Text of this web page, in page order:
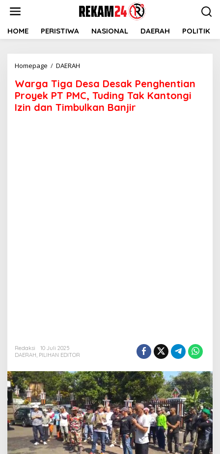
HOME PERISTIWA NASIONAL DAERAH POLITIK
Homepage / DAERAH
Desa
Desak
Penghentian
Proyek
Warga Tiga Desa Desak Penghentian
Proyek PT PMC, Tuding Tak Kantongi
Izin dan Timbulkan Banjir
Redaksi
10 Juli 2025
DAERAH, PILIHAN EDITOR